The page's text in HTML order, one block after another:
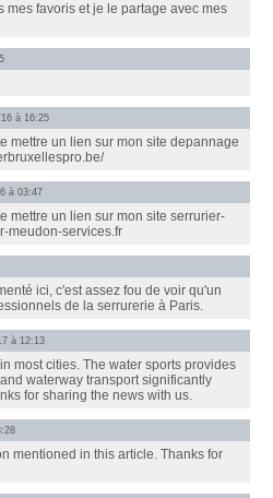
mes favoris et je le partage avec mes
16 à 16:25
mettre un lien sur mon site depannage
à 03:47
mettre un lien sur mon site serrurier-
meudon-services.fr
ici, c'est assez fou de voir qu'un
de la serrurerie à Paris.
à 12:13
most cities. The water sports provides
waterway transport significantly
for sharing the news with us.
mentioned in this article. Thanks for